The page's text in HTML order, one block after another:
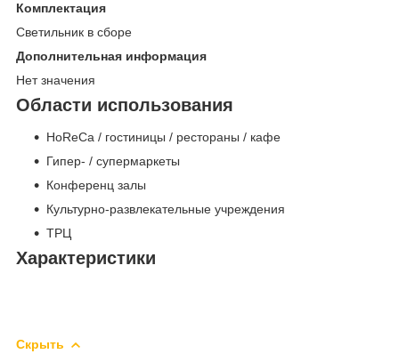
Комплектация
Светильник в сборе
Дополнительная информация
Нет значения
Области использования
HoReCa / гостиницы / рестораны / кафе
Гипер- / супермаркеты
Конференц залы
Культурно-развлекательные учреждения
ТРЦ
Характеристики
Скрыть